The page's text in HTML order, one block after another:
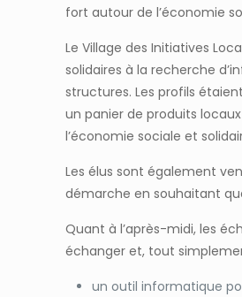
fort autour de l’économie
Le Village des Initiatives
solidaires à la recherche
structures. Les profils
un panier de produits
l’économie sociale et
Les élus sont également
démarche en souhaitant
Quant à l’après-midi, les
échanger et, tout
un outil informatique